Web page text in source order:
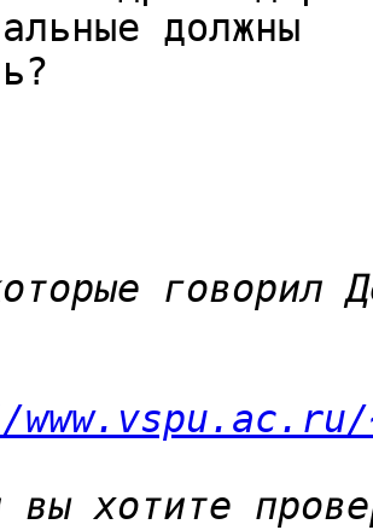
должны
говорил
вы хотите